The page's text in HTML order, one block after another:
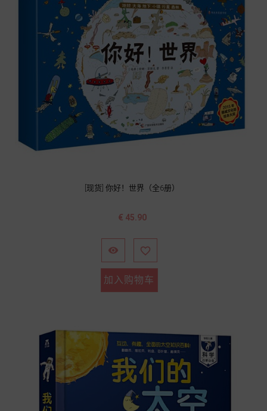
[现货] 你好！世界（全6册）
价
€ 45.90
 
加入购物车